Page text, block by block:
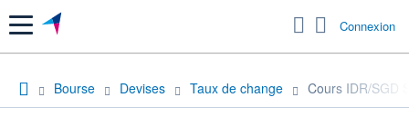
Menu Connexion
Bourse Devises Taux de change Cours IDR/SGD